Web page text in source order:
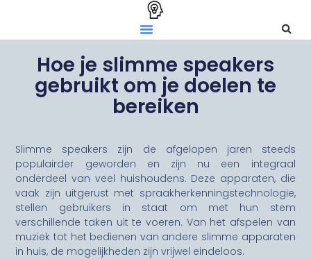
Hoe je slimme speakers
gebruikt om je doelen te
bereiken
Slimme speakers zijn de afgelopen jaren steeds
populairder geworden en zijn nu een integraal
onderdeel van veel huishoudens. Deze apparaten, die
vaak zijn uitgerust met spraakherkenningstechnologie,
stellen gebruikers in staat om met hun stem
verschillende taken uit te voeren. Van het afspelen van
muziek tot het bedienen van andere slimme apparaten
in huis, de mogelijkheden zijn vrijwel eindeloos.